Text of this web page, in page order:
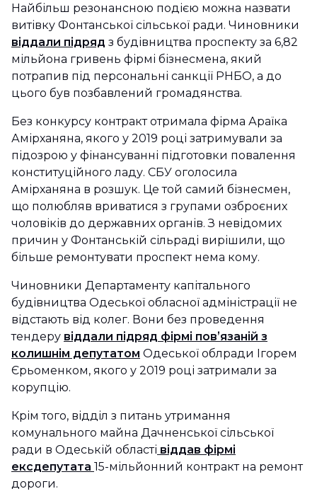
Найбільш резонансною подією можна назвати
витівку Фонтанської сільської ради. Чиновники
віддали підряд з будівництва проспекту за 6,82
мільйона гривень фірмі бізнесмена, який
потрапив під персональні санкції РНБО, а до
цього був позбавлений громадянства.
Без конкурсу контракт отримала фірма Араїка
Амірханяна, якого у 2019 році затримували за
підозрою у фінансуванні підготовки повалення
конституційного ладу. СБУ оголосила
Амірханяна в розшук. Це той самий бізнесмен,
що полюбляв вриватися з групами озброєних
чоловіків до державних органів. З невідомих
причин у Фонтанській сільраді вирішили, що
більше ремонтувати проспект нема кому.
Чиновники Департаменту капітального
будівництва Одеської обласної адміністрації не
відстають від колег. Вони без проведення
тендеру віддали підряд фірмі повʼязаній з
колишнім депутатом Одеської облради Ігорем
Єрьоменком, якого у 2019 році затримали за
корупцію.
Крім того, відділ з питань утримання
комунального майна Дачненської сільської
ради в Одеській області віддав фірмі
ексдепутата 15-мільйонний контракт на ремонт
дороги.